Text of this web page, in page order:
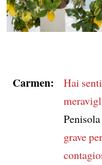
Carmen: Hai
grave